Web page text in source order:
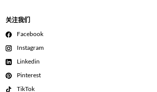
关注我们
Facebook
Instagram
Linkedin
Pinterest
TikTok